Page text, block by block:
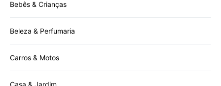
Bebês & Crianças
Beleza & Perfumaria
Carros & Motos
Casa & Jardim